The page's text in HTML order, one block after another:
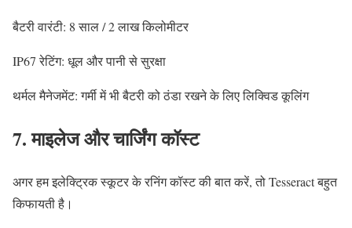
बैटरी वारंटी: 8 साल / 2 लाख किलोमीटर
IP67 रेटिंग: धूल और पानी से सुरक्षा
थर्मल मैनेजमेंट: गर्मी में भी बैटरी को ठंडा रखने के लिए लिक्विड कूलिंग
7. माइलेज और चार्जिंग कॉस्ट
अगर हम इलेक्ट्रिक स्कूटर के रनिंग कॉस्ट की बात करें, तो Tesseract बहुत
किफायती है।